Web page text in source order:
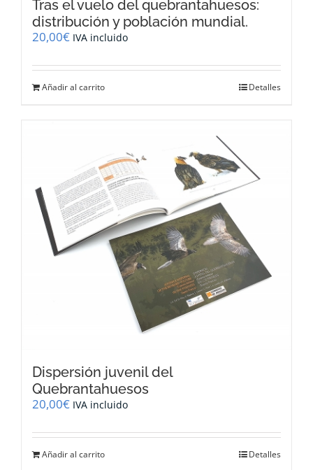
Tras el vuelo del quebrantahuesos:
distribución y población mundial.
20,00€ IVA incluido
Añadir al carrito Detalles
Dispersión juvenil del
Quebrantahuesos
20,00€ IVA incluido
Añadir al carrito Detalles